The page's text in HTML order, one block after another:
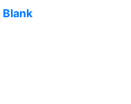
Blank